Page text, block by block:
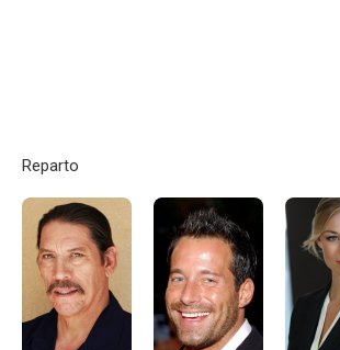
Reparto